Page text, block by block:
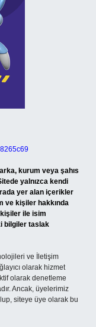
kurum veya şahıs
yalnızca kendi
yer alan içerikler
ve kişiler hakkında
ile isim
bilgiler taslak
ve İletişim
olarak hizmet
olarak denetleme
Ancak, üyelerimiz
siteye üye olarak bu